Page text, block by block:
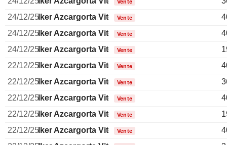
Vente
24/12/25Iker Azcargorta ViteriVente
24/12/25Iker Azcargorta ViteriVente
24/12/25Iker Azcargorta ViteriVente
22/12/25Iker Azcargorta ViteriVente
22/12/25Iker Azcargorta ViteriVente
22/12/25Iker Azcargorta ViteriVente
22/12/25Iker Azcargorta ViteriVente
22/12/25Iker Azcargorta ViteriVente